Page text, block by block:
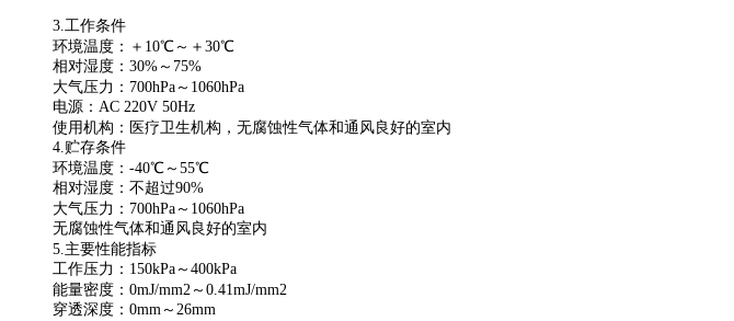
3.工作条件
环境温度：＋10℃～＋30℃
相对湿度：30%～75%
大气压力：700hPa～1060hPa
电源：AC 220V 50Hz
使用机构：医疗卫生机构，无腐蚀性气体和通风良好的室内
4.贮存条件
环境温度：-40℃～55℃
相对湿度：不超过90%
大气压力：700hPa～1060hPa
无腐蚀性气体和通风良好的室内
5.主要性能指标
工作压力：150kPa～400kPa
能量密度：0mJ/mm2～0.41mJ/mm2
穿透深度：0mm～26mm